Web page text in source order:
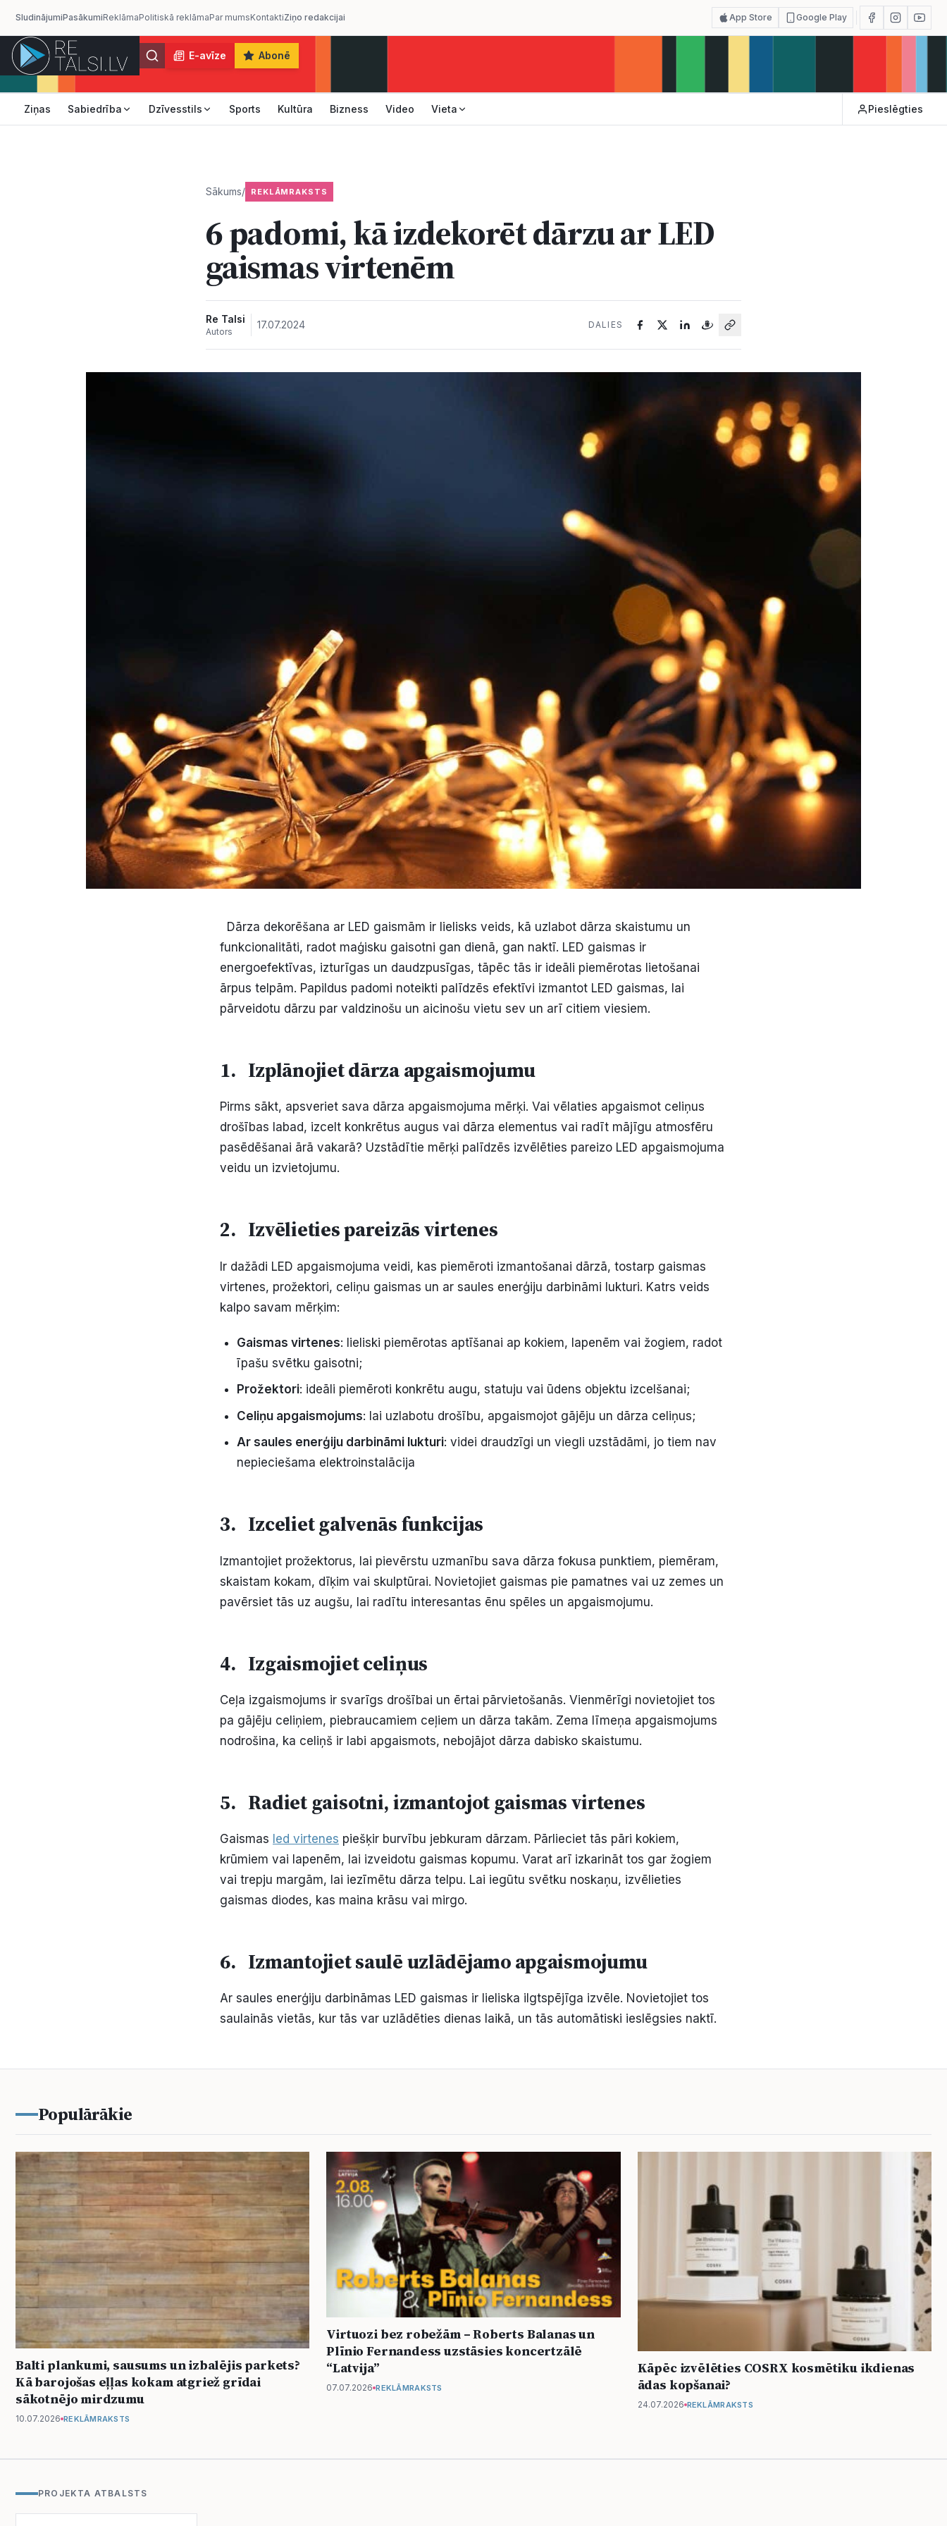
SludinājumiPasākumiReklāmaPolitiskā reklāmaPar mumsKontaktiZiņo redakcijai App Store Google Play
E-avīze Abonē
Ziņas Sabiedrība Dzīvesstils Sports Kultūra Bizness Video Vieta Pieslēgties
Sākums/ REKLĀMRAKSTS
6 padomi, kā izdekorēt dārzu ar LED
gaismas virtenēm
Re Talsi
Autors
17.07.2024 DALIES
Dārza dekorēšana ar LED gaismām ir lielisks veids, kā uzlabot dārza skaistumu un
funkcionalitāti, radot maģisku gaisotni gan dienā, gan naktī. LED gaismas ir
energoefektīvas, izturīgas un daudzpusīgas, tāpēc tās ir ideāli piemērotas lietošanai
ārpus telpām. Papildus padomi noteikti palīdzēs efektīvi izmantot LED gaismas, lai
pārveidotu dārzu par valdzinošu un aicinošu vietu sev un arī citiem viesiem.
1. Izplānojiet dārza apgaismojumu
Pirms sākt, apsveriet sava dārza apgaismojuma mērķi. Vai vēlaties apgaismot celiņus
drošības labad, izcelt konkrētus augus vai dārza elementus vai radīt mājīgu atmosfēru
pasēdēšanai ārā vakarā? Uzstādītie mērķi palīdzēs izvēlēties pareizo LED apgaismojuma
veidu un izvietojumu.
2. Izvēlieties pareizās virtenes
Ir dažādi LED apgaismojuma veidi, kas piemēroti izmantošanai dārzā, tostarp gaismas
virtenes, prožektori, celiņu gaismas un ar saules enerģiju darbināmi lukturi. Katrs veids
kalpo savam mērķim:
Gaismas virtenes: lieliski piemērotas aptīšanai ap kokiem, lapenēm vai žogiem, radot
īpašu svētku gaisotni;
Prožektori: ideāli piemēroti konkrētu augu, statuju vai ūdens objektu izcelšanai;
Celiņu apgaismojums: lai uzlabotu drošību, apgaismojot gājēju un dārza celiņus;
Ar saules enerģiju darbināmi lukturi: videi draudzīgi un viegli uzstādāmi, jo tiem nav
nepieciešama elektroinstalācija
3. Izceliet galvenās funkcijas
Izmantojiet prožektorus, lai pievērstu uzmanību sava dārza fokusa punktiem, piemēram,
skaistam kokam, dīķim vai skulptūrai. Novietojiet gaismas pie pamatnes vai uz zemes un
pavērsiet tās uz augšu, lai radītu interesantas ēnu spēles un apgaismojumu.
4. Izgaismojiet celiņus
Ceļa izgaismojums ir svarīgs drošībai un ērtai pārvietošanās. Vienmērīgi novietojiet tos
pa gājēju celiņiem, piebraucamiem ceļiem un dārza takām. Zema līmeņa apgaismojums
nodrošina, ka celiņš ir labi apgaismots, nebojājot dārza dabisko skaistumu.
5. Radiet gaisotni, izmantojot gaismas virtenes
Gaismas led virtenes piešķir burvību jebkuram dārzam. Pārlieciet tās pāri kokiem,
krūmiem vai lapenēm, lai izveidotu gaismas kopumu. Varat arī izkarināt tos gar žogiem
vai trepju margām, lai iezīmētu dārza telpu. Lai iegūtu svētku noskaņu, izvēlieties
gaismas diodes, kas maina krāsu vai mirgo.
6. Izmantojiet saulē uzlādējamo apgaismojumu
Ar saules enerģiju darbināmas LED gaismas ir lieliska ilgtspējīga izvēle. Novietojiet tos
saulainās vietās, kur tās var uzlādēties dienas laikā, un tās automātiski ieslēgsies naktī.
Populārākie
Balti plankumi, sausums un izbalējis parkets?
Kā barojošas eļļas kokam atgriež grīdai
sākotnējo mirdzumu
10.07.2026 REKLĀMRAKSTS
Virtuozi bez robežām – Roberts Balanas un
Plīnio Fernandess uzstāsies koncertzālē
“Latvija”
07.07.2026 REKLĀMRAKSTS
Kāpēc izvēlēties COSRX kosmētiku ikdienas
ādas kopšanai?
24.07.2026 REKLĀMRAKSTS
PROJEKTA ATBALSTS